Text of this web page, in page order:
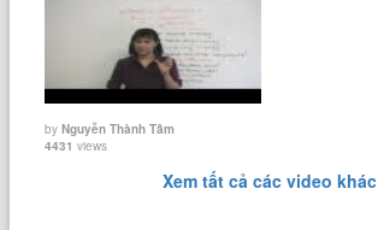
byNguyễn Thành Tâm
4431 views
Xem tất cả các video khác